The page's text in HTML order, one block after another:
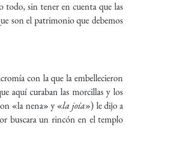
todo, sin tener en cuenta que las
son el patrimonio que debemos
con la que la embellecieron
aquí curaban las morcillas y los
«la nena» y «la joía») le dijo a
buscara un rincón en el templo